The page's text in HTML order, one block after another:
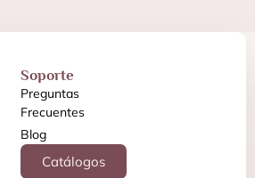
Soporte
Preguntas
Frecuentes
Blog
Catálogos